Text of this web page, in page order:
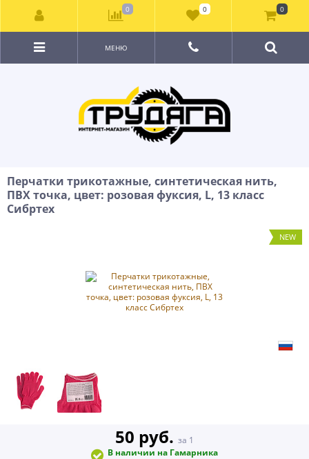
МЕНЮ
Перчатки трикотажные, синтетическая нить,
ПВХ точка, цвет: розовая фуксия, L, 13 класс
Сибртех
NEW
50 руб. за 1
В наличии на Гамарника
0 0 0